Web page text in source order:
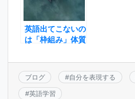
英語出てこないの
は「枠組み」体質
ブログ #自分を表現する
#英語学習